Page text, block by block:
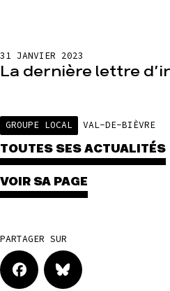
31 JANVIER 2023
La dernière lettre
GROUPE LOCAL VAL-DE-BIÈVRE
TOUTES SES ACTUALITÉS
VOIR SA PAGE
PARTAGER SUR